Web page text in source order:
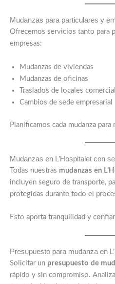
Mudanzas para particulares y
Ofrecemos servicios tanto para
empresas:
Mudanzas de viviendas
Mudanzas de oficinas
Traslados de locales
Cambios de sede empresarial
Planificamos cada mudanza
Mudanzas en L’Hospitalet con
Todas nuestras mudanzas en
incluyen seguro de transporte,
protegidas durante todo el
Esto aporta tranquilidad y
Presupuesto para mudanza en
Solicitar un presupuesto de
rápido y sin compromiso.